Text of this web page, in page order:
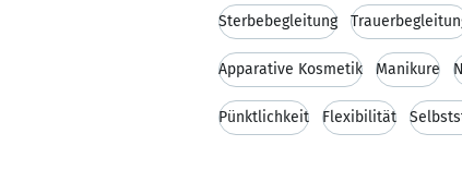
Sterbebegleitung
Apparative Kosmetik Manikure
Pünktlichkeit Flexibilität